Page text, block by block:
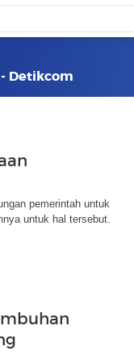
Detikcom
pemerintah untuk
untuk hal tersebut.